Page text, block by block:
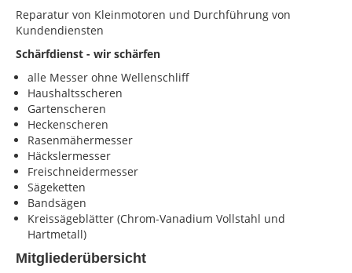
Reparatur von Kleinmotoren und Durchführung von
Kundendiensten
Schärfdienst - wir schärfen
alle Messer ohne Wellenschliff
Haushaltsscheren
Gartenscheren
Heckenscheren
Rasenmähermesser
Häckslermesser
Freischneidermesser
Sägeketten
Bandsägen
Kreissägeblätter (Chrom-Vanadium Vollstahl und
Hartmetall)
Mitgliederübersicht